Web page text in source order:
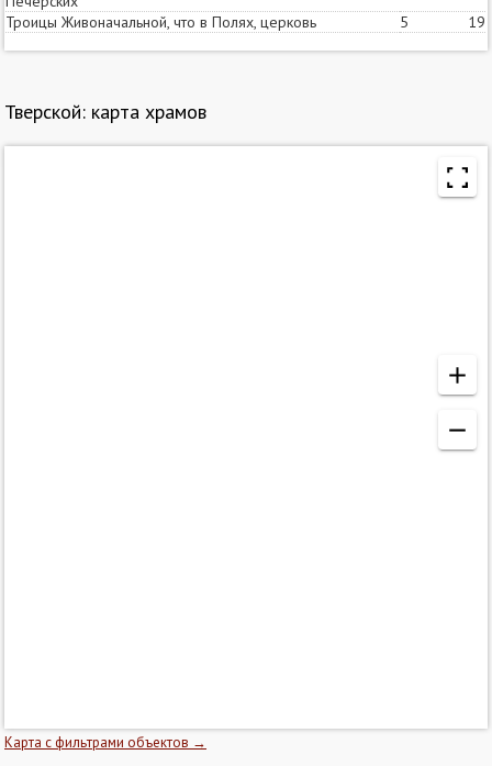
Троицы Живоначальной, что в Полях, церковь 5 19
Тверской: карта храмов
Карта с фильтрами объектов →